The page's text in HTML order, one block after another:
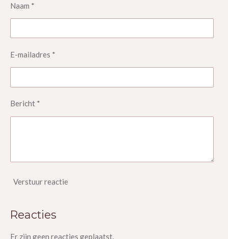
Naam *
E-mailadres *
Bericht *
Verstuur reactie
Reacties
Er zijn geen reacties geplaatst.